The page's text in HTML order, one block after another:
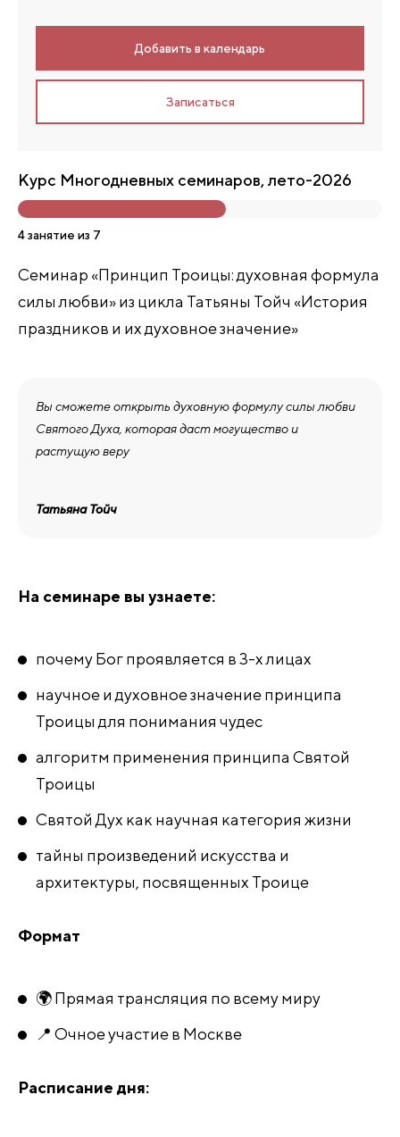
Добавить в календарь
Записаться
Курс Многодневных семинаров, лето-2026
4 занятие из 7
Семинар «Принцип Троицы: духовная формула
силы любви» из цикла Татьяны Тойч «История
праздников и их духовное значение»
Вы сможете открыть духовную формулу силы любви
Святого Духа, которая даст могущество и
растущую веру
Татьяна Тойч
На семинаре вы узнаете:
почему Бог проявляется в 3-х лицах
научное и духовное значение принципа
Троицы для понимания чудес
алгоритм применения принципа Святой
Троицы
Святой Дух как научная категория жизни
тайны произведений искусства и
архитектуры, посвященных Троице
Формат
🌍 Прямая трансляция по всему миру
📍 Очное участие в Москве
Расписание дня: